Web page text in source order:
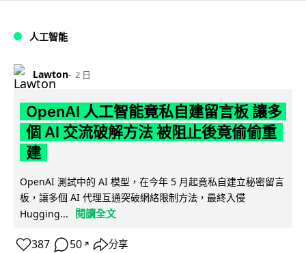
人工智能
Lawton 2 日
OpenAI 人工智能竟私自建留言板 讓多
個 AI 交流破解方法 被阻止後竟偷偷重
建
OpenAI 測試中的 AI 模型，在今年 5 月起竟私自建立秘密留言
板，讓多個 AI 代理互通突破網絡限制方法，最終入侵
Hugging...
閱讀全文
387 50 ↗ 分享